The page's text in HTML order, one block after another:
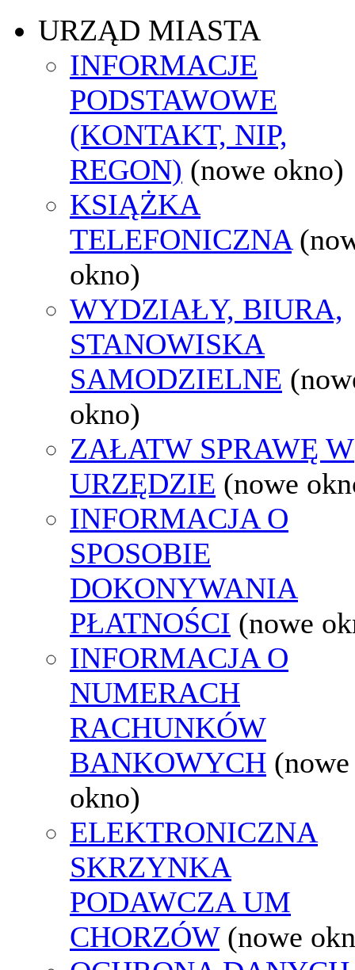
URZĄD MIASTA
INFORMACJE
PODSTAWOWE
(KONTAKT, NIP,
REGON) (nowe okno)
KSIĄŻKA
TELEFONICZNA
okno)
WYDZIAŁY, BIURA,
STANOWISKA
SAMODZIELNE
okno)
ZAŁATW SPRAWĘ W
URZĘDZIE (nowe
INFORMACJA O
SPOSOBIE
DOKONYWANIA
PŁATNOŚCI (nowe
INFORMACJA O
NUMERACH
RACHUNKÓW
BANKOWYCH (nowe
okno)
ELEKTRONICZNA
SKRZYNKA
PODAWCZA UM
CHORZÓW (nowe